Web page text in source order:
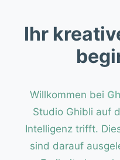
Ihr
Willkommen bei
Studio Ghibli auf
Intelligenz trifft.
sind darauf